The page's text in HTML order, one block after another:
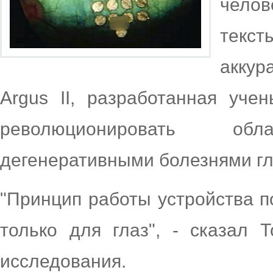
Argus II, разработанная
революционировать
дегенеративными болезнями
"Принцип работы устройства
только для глаз", - сказал
исследования.